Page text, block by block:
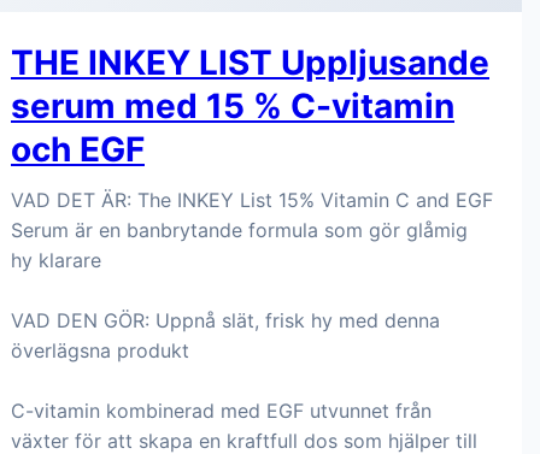
THE INKEY LIST Uppljusande
serum med 15 % C-vitamin
och EGF
VAD DET ÄR: The INKEY List 15% Vitamin C and EGF
Serum är en banbrytande formula som gör glåmig
hy klarare
VAD DEN GÖR: Uppnå slät, frisk hy med denna
överlägsna produkt
C-vitamin kombinerad med EGF utvunnet från
växter för att skapa en kraftfull dos som hjälper till